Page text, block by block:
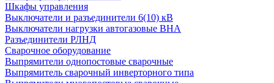
Шкафы управления
Выключатели и разъединители 6(10) кВ
Выключатели нагрузки автогазовые ВНА
Разъединители РЛНД
Сварочное оборудование
Выпрямители однопостовые сварочные
Выпрямитель сварочный инверторного типа